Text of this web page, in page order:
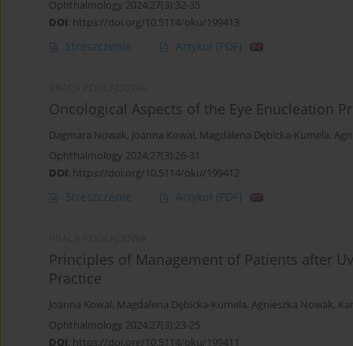
Ophthalmology 2024;27(3):32-35
DOI: https://doi.org/10.5114/oku/199413
Streszczenie Artykuł (PDF)
Oncological Aspects of the Eye Enucleation
Dagmara Nowak, Joanna Kowal, Magdalena Dębicka-Kumela,
Ophthalmology 2024;27(3):26-31
DOI: https://doi.org/10.5114/oku/199412
Streszczenie Artykuł (PDF)
Principles of Management of Patients after
Practice
Joanna Kowal, Magdalena Dębicka-Kumela, Agnieszka Nowak,
Ophthalmology 2024;27(3):23-25
DOI: https://doi.org/10.5114/oku/199411